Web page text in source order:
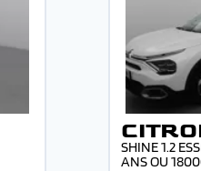
SHINE 1.2
ANS OU